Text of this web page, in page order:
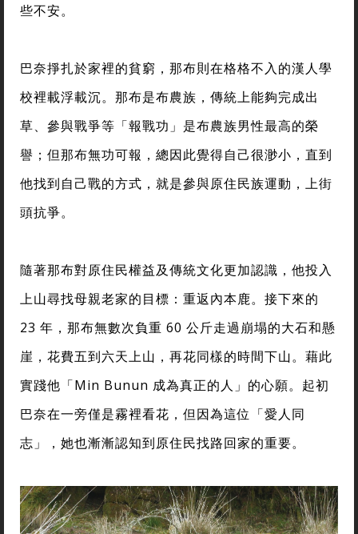
些不安。
巴奈掙扎於家裡的貧窮，那布則在格格不入的漢人學
校裡載浮載沉。那布是布農族，傳統上能夠完成出
草、參與戰爭等「報戰功」是布農族男性最高的榮
譽；但那布無功可報，總因此覺得自己很渺小，直到
他找到自己戰的方式，就是參與原住民族運動，上街
頭抗爭。
隨著那布對原住民權益及傳統文化更加認識，他投入
上山尋找母親老家的目標：重返內本鹿。接下來的
23 年，那布無數次負重 60 公斤走過崩塌的大石和懸
崖，花費五到六天上山，再花同樣的時間下山。藉此
實踐他「Min Bunun 成為真正的人」的心願。起初
巴奈在一旁僅是霧裡看花，但因為這位「愛人同
志」，她也漸漸認知到原住民找路回家的重要。